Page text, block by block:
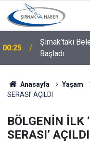
00:21
Silopi
Arasında Dışarı
Anasayfa Yaşam
SERASI’ AÇILDI
BÖLGENİN İLK
SERASI’ AÇILDI